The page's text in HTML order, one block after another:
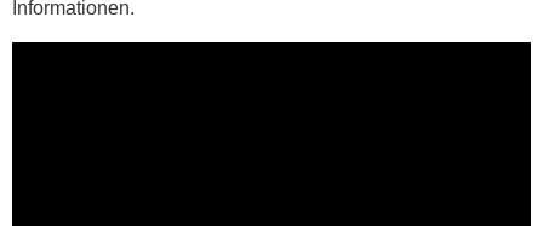
Informationen.